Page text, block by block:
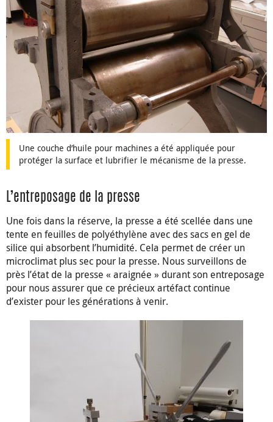
Une couche d’huile pour machines a été appliquée pour
protéger la surface et lubrifier le mécanisme de la presse.
L’entreposage de la presse
Une fois dans la réserve, la presse a été scellée dans une
tente en feuilles de polyéthylène avec des sacs en gel de
silice qui absorbent l’humidité. Cela permet de créer un
microclimat plus sec pour la presse. Nous surveillons de
près l’état de la presse « araignée » durant son entreposage
pour nous assurer que ce précieux artéfact continue
d’exister pour les générations à venir.